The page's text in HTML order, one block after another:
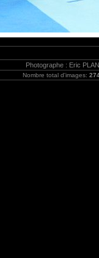
Photographe : Eric
Nombre total d'images: